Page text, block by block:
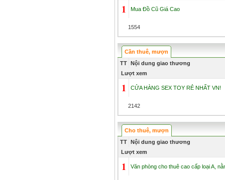
1 Mua Đồ Cũ Giá Cao
1554
Cần thuê, mượn
TT
Nội dung giao thương
Lượt xem
1 CỬA HÀNG SEX TOY RẺ NHẤT VN!
2142
Cho thuê, mượn
TT
Nội dung giao thương
Lượt xem
1 Văn phòng cho thuê cao cấp loại A,